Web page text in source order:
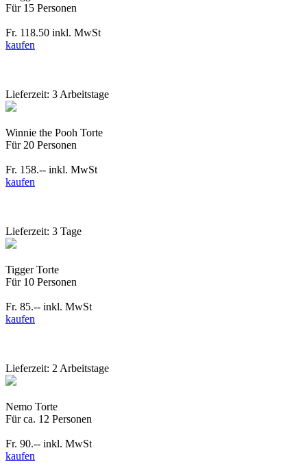
Für 15 Personen
Fr. 118.50 inkl. MwSt
kaufen
Lieferzeit: 3 Arbeitstage
Winnie the Pooh Torte
Für 20 Personen
Fr. 158.-- inkl. MwSt
kaufen
Lieferzeit: 3 Tage
Tigger Torte
Für 10 Personen
Fr. 85.-- inkl. MwSt
kaufen
Lieferzeit: 2 Arbeitstage
Nemo Torte
Für ca. 12 Personen
Fr. 90.-- inkl. MwSt
kaufen